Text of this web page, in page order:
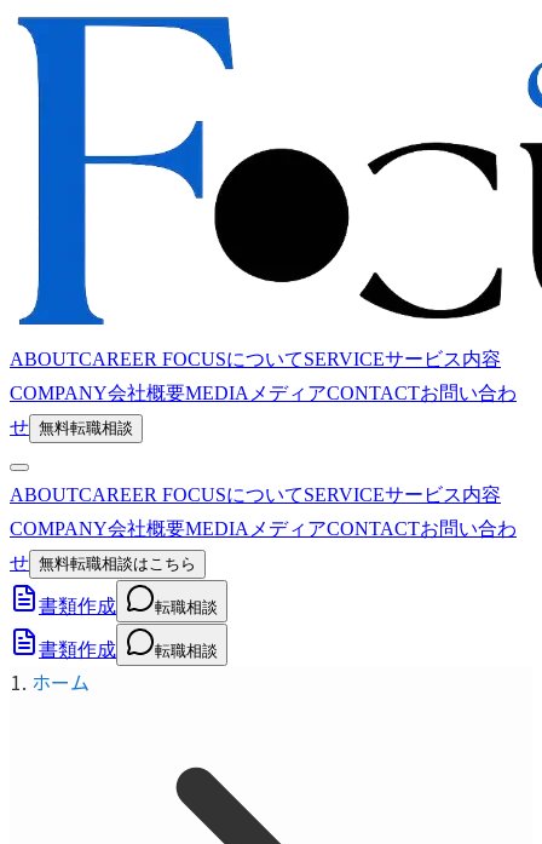
ABOUTCAREER FOCUSについてSERVICEサービス内容
COMPANY会社概要MEDIA メディアCONTACTお問い合わ
せ 無料転職相談
ABOUTCAREER FOCUSについてSERVICEサービス内容
COMPANY会社概要MEDIA メディアCONTACTお問い合わ
せ 無料転職相談はこちら
書類作成 転職相談
書類作成 転職相談
ホーム